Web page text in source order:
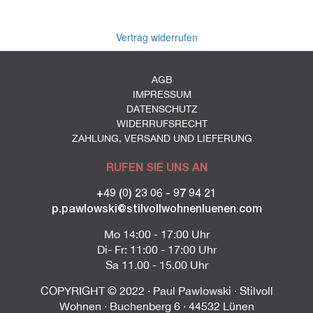
Vertrag widerrufen
AGB
IMPRESSUM
DATENSCHUTZ
WIDERRUFSRECHT
ZAHLUNG, VERSAND UND LIEFERUNG
RUFEN SIE UNS AN
+49 (0) 23 06 - 97 94 21
p.pawlowski@stilvollwohnenluenen.com
Mo 14:00 - 17:00 Uhr
Di- Fr: 11:00 - 17:00 Uhr
Sa 11.00 - 15.00 Uhr
COPYRIGHT © 2022 · Paul Pawlowski · Stilvoll
Wohnen · Buchenberg 6 · 44532 Lünen